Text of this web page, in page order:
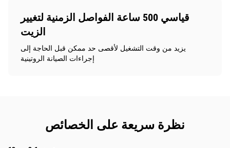
قياسي 500 ساعة الفواصل الزمنية لتغيير
الزيت
يزيد من وقت التشغيل لأقصى حد ممكن قبل الحاجة إلى
إجراءات الصيانة الروتينية
نظرة سريعة على الخصائص